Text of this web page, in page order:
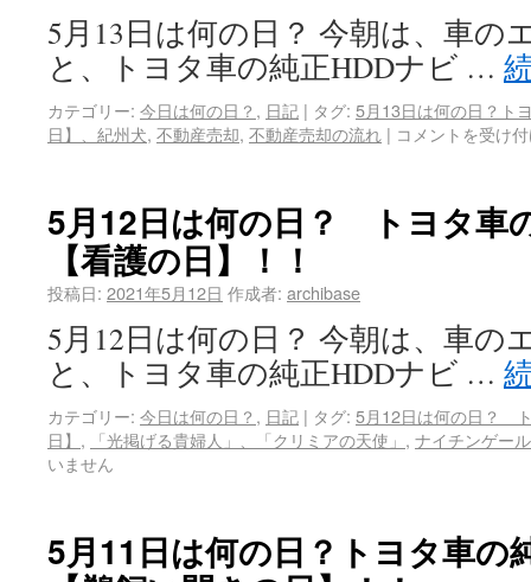
5月13日は何の日？ 今朝は、車の
と、トヨタ車の純正HDDナビ …
カテゴリー: 今日は何の日？ , 日記 | タグ: 5月13日は何の日？ト
日】、紀州犬, 不動産売却, 不動産売却の流れ | コメントを受け
5月12日は何の日？ トヨタ車
【看護の日】！！
投稿日: 2021年5月12日 作成者: archibase
5月12日は何の日？ 今朝は、車の
と、トヨタ車の純正HDDナビ …
カテゴリー: 今日は何の日？ , 日記 | タグ: 5月12日は何の日？
日】 , 「光掲げる貴婦人」、「クリミアの天使」 , ナイチンゲール
いません
5月11日は何の日？トヨタ車の